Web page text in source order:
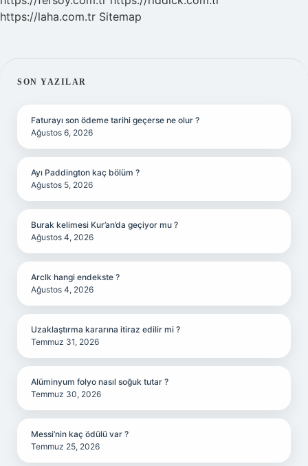
https://laha.com.tr Sitemap
SIDEBAR
SON YAZILAR
Faturayı son ödeme tarihi geçerse ne olur ?
Ağustos 6, 2026
Ayı Paddington kaç bölüm ?
Ağustos 5, 2026
Burak kelimesi Kur’an’da geçiyor mu ?
Ağustos 4, 2026
Arclk hangi endekste ?
Ağustos 4, 2026
Uzaklaştırma kararına itiraz edilir mi ?
Temmuz 31, 2026
Alüminyum folyo nasıl soğuk tutar ?
Temmuz 30, 2026
Messi’nin kaç ödülü var ?
Temmuz 25, 2026